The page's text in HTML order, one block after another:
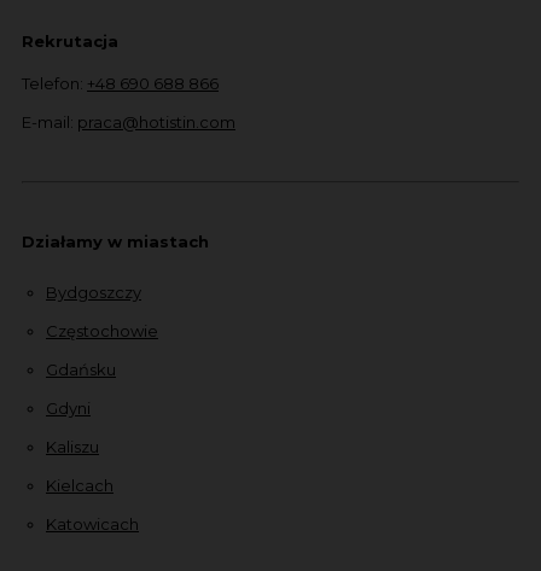
Rekrutacja
Telefon: +48 690 688 866
E-mail: praca@hotistin.com
Działamy w miastach
Bydgoszczy
Częstochowie
Gdańsku
Gdyni
Kaliszu
Kielcach
Katowicach